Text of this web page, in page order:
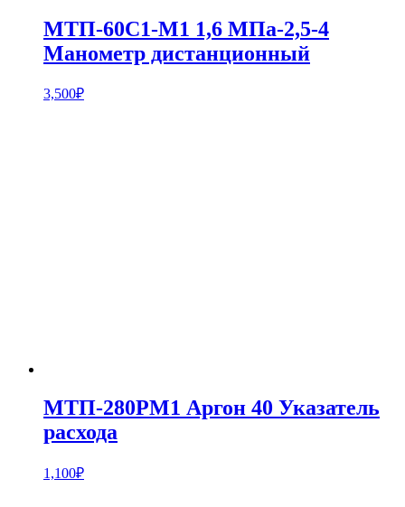
МТП-60С1-М1 1,6 МПа-2,5-4
Манометр дистанционный
3,500₽
МТП-280РМ1 Аргон 40 Указатель
расхода
1,100₽